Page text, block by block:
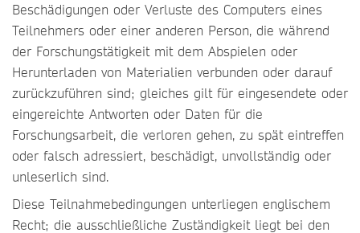
Beschädigungen oder Verluste des Computers eines
Teilnehmers oder einer anderen Person, die während
der Forschungstätigkeit mit dem Abspielen oder
Herunterladen von Materialien verbunden oder darauf
zurückzuführen sind; gleiches gilt für eingesendete oder
eingereichte Antworten oder Daten für die
Forschungsarbeit, die verloren gehen, zu spät eintreffen
oder falsch adressiert, beschädigt, unvollständig oder
unleserlich sind.
Diese Teilnahmebedingungen unterliegen englischem
Recht; die ausschließliche Zuständigkeit liegt bei den